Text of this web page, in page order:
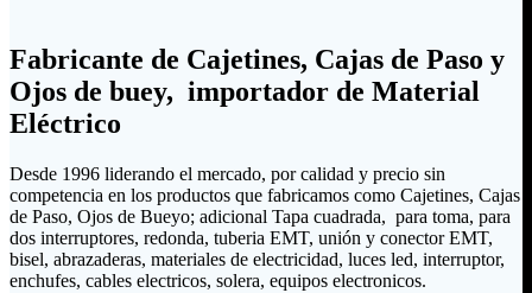
Fabricante de Cajetines, Cajas de Paso y
Ojos de buey, importador de Material
Eléctrico
Desde 1996 liderando el mercado, por calidad y precio sin
competencia en los productos que fabricamos como Cajetines, Cajas
de Paso, Ojos de Bueyo; adicional Tapa cuadrada, para toma, para
dos interruptores, redonda, tuberia EMT, unión y conector EMT,
bisel, abrazaderas, materiales de electricidad, luces led, interruptor,
enchufes, cables electricos, solera, equipos electronicos.